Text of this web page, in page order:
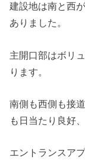
建設地は南と西
ありました。
主開口部はボリ
ります。
南側も西側も接
も日当たり良好
エントランスア